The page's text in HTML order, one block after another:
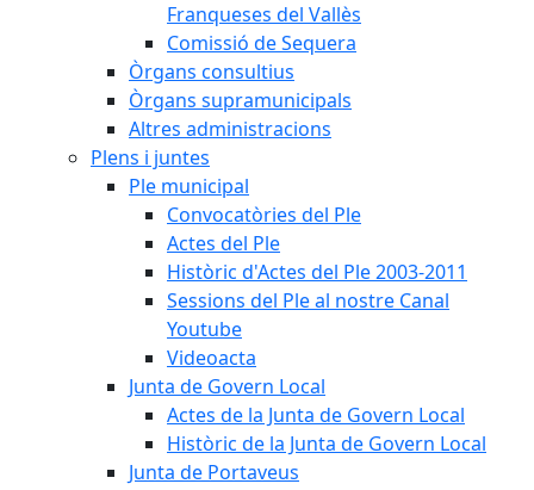
Franqueses del Vallès
Comissió de Sequera
Òrgans consultius
Òrgans supramunicipals
Altres administracions
Plens i juntes
Ple municipal
Convocatòries del Ple
Actes del Ple
Històric d'Actes del Ple 2003-2011
Sessions del Ple al nostre Canal
Youtube
Videoacta
Junta de Govern Local
Actes de la Junta de Govern Local
Històric de la Junta de Govern Local
Junta de Portaveus